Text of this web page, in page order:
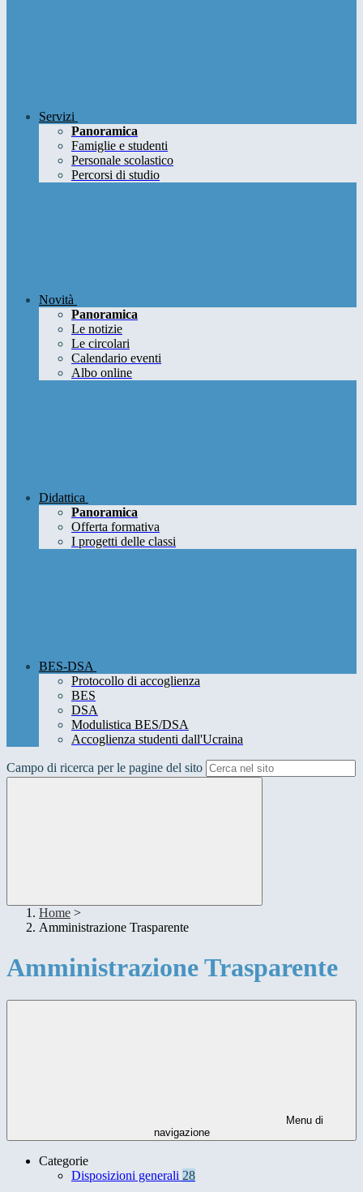
Servizi
Panoramica
Famiglie e studenti
Personale scolastico
Percorsi di studio
Novità
Panoramica
Le notizie
Le circolari
Calendario eventi
Albo online
Didattica
Panoramica
Offerta formativa
I progetti delle classi
BES-DSA
Protocollo di accoglienza
BES
DSA
Modulistica BES/DSA
Accoglienza studenti dall'Ucraina
Campo di ricerca per le pagine del sito
Home >
Amministrazione Trasparente
Amministrazione Trasparente
Menu di
navigazione
Categorie
Disposizioni generali 28